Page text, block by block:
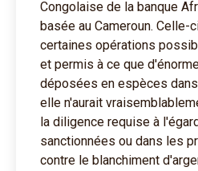
Congolaise de la banque
basée au Cameroun. Celle-
certaines opérations
et permis à ce que
déposées en espèces
elle n'aurait
la diligence requise à
sanctionnées ou dans les
contre le blanchiment